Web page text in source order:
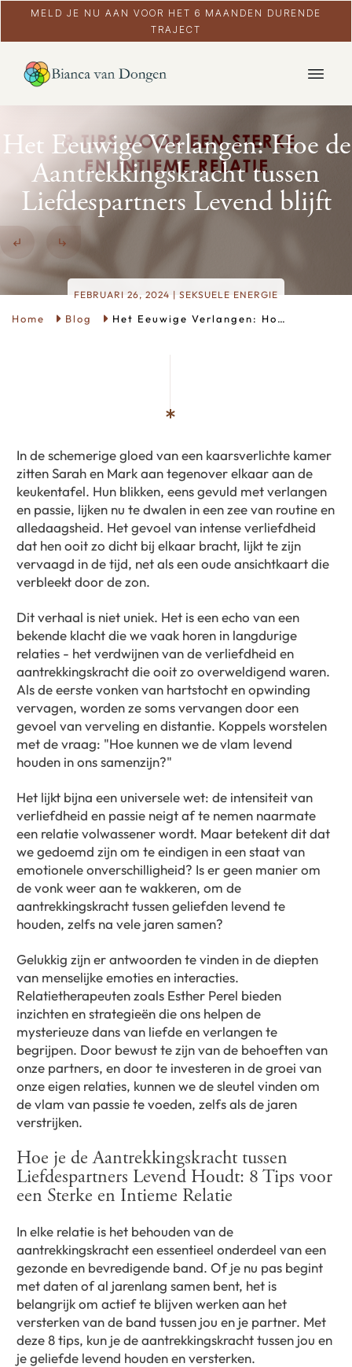
MELD JE NU AAN VOOR HET 6 MAANDEN DURENDE
TRAJECT
Het Eeuwige Verlangen: Hoe de
Aantrekkingskracht tussen
Liefdespartners Levend blijft
FEBRUARI 26, 2024 | SEKSUELE ENERGIE
Home Blog Het Eeuwige Verlangen: Hoe de Aantrekkingskracht tussen Liefdespartners Levend blijft
In de schemerige gloed van een kaarsverlichte kamer
zitten Sarah en Mark aan tegenover elkaar aan de
keukentafel. Hun blikken, eens gevuld met verlangen
en passie, lijken nu te dwalen in een zee van routine en
alledaagsheid. Het gevoel van intense verliefdheid
dat hen ooit zo dicht bij elkaar bracht, lijkt te zijn
vervaagd in de tijd, net als een oude ansichtkaart die
verbleekt door de zon.
Dit verhaal is niet uniek. Het is een echo van een
bekende klacht die we vaak horen in langdurige
relaties - het verdwijnen van de verliefdheid en
aantrekkingskracht die ooit zo overweldigend waren.
Als de eerste vonken van hartstocht en opwinding
vervagen, worden ze soms vervangen door een
gevoel van verveling en distantie. Koppels worstelen
met de vraag: "Hoe kunnen we de vlam levend
houden in ons samenzijn?"
Het lijkt bijna een universele wet: de intensiteit van
verliefdheid en passie neigt af te nemen naarmate
een relatie volwassener wordt. Maar betekent dit dat
we gedoemd zijn om te eindigen in een staat van
emotionele onverschilligheid? Is er geen manier om
de vonk weer aan te wakkeren, om de
aantrekkingskracht tussen geliefden levend te
houden, zelfs na vele jaren samen?
Gelukkig zijn er antwoorden te vinden in de diepten
van menselijke emoties en interacties.
Relatietherapeuten zoals Esther Perel bieden
inzichten en strategieën die ons helpen de
mysterieuze dans van liefde en verlangen te
begrijpen. Door bewust te zijn van de behoeften van
onze partners, en door te investeren in de groei van
onze eigen relaties, kunnen we de sleutel vinden om
de vlam van passie te voeden, zelfs als de jaren
verstrijken.
Hoe je de Aantrekkingskracht tussen
Liefdespartners Levend Houdt: 8 Tips voor
een Sterke en Intieme Relatie
In elke relatie is het behouden van de
aantrekkingskracht een essentieel onderdeel van een
gezonde en bevredigende band. Of je nu pas begint
met daten of al jarenlang samen bent, het is
belangrijk om actief te blijven werken aan het
versterken van de band tussen jou en je partner. Met
deze 8 tips, kun je de aantrekkingskracht tussen jou en
je geliefde levend houden en versterken.